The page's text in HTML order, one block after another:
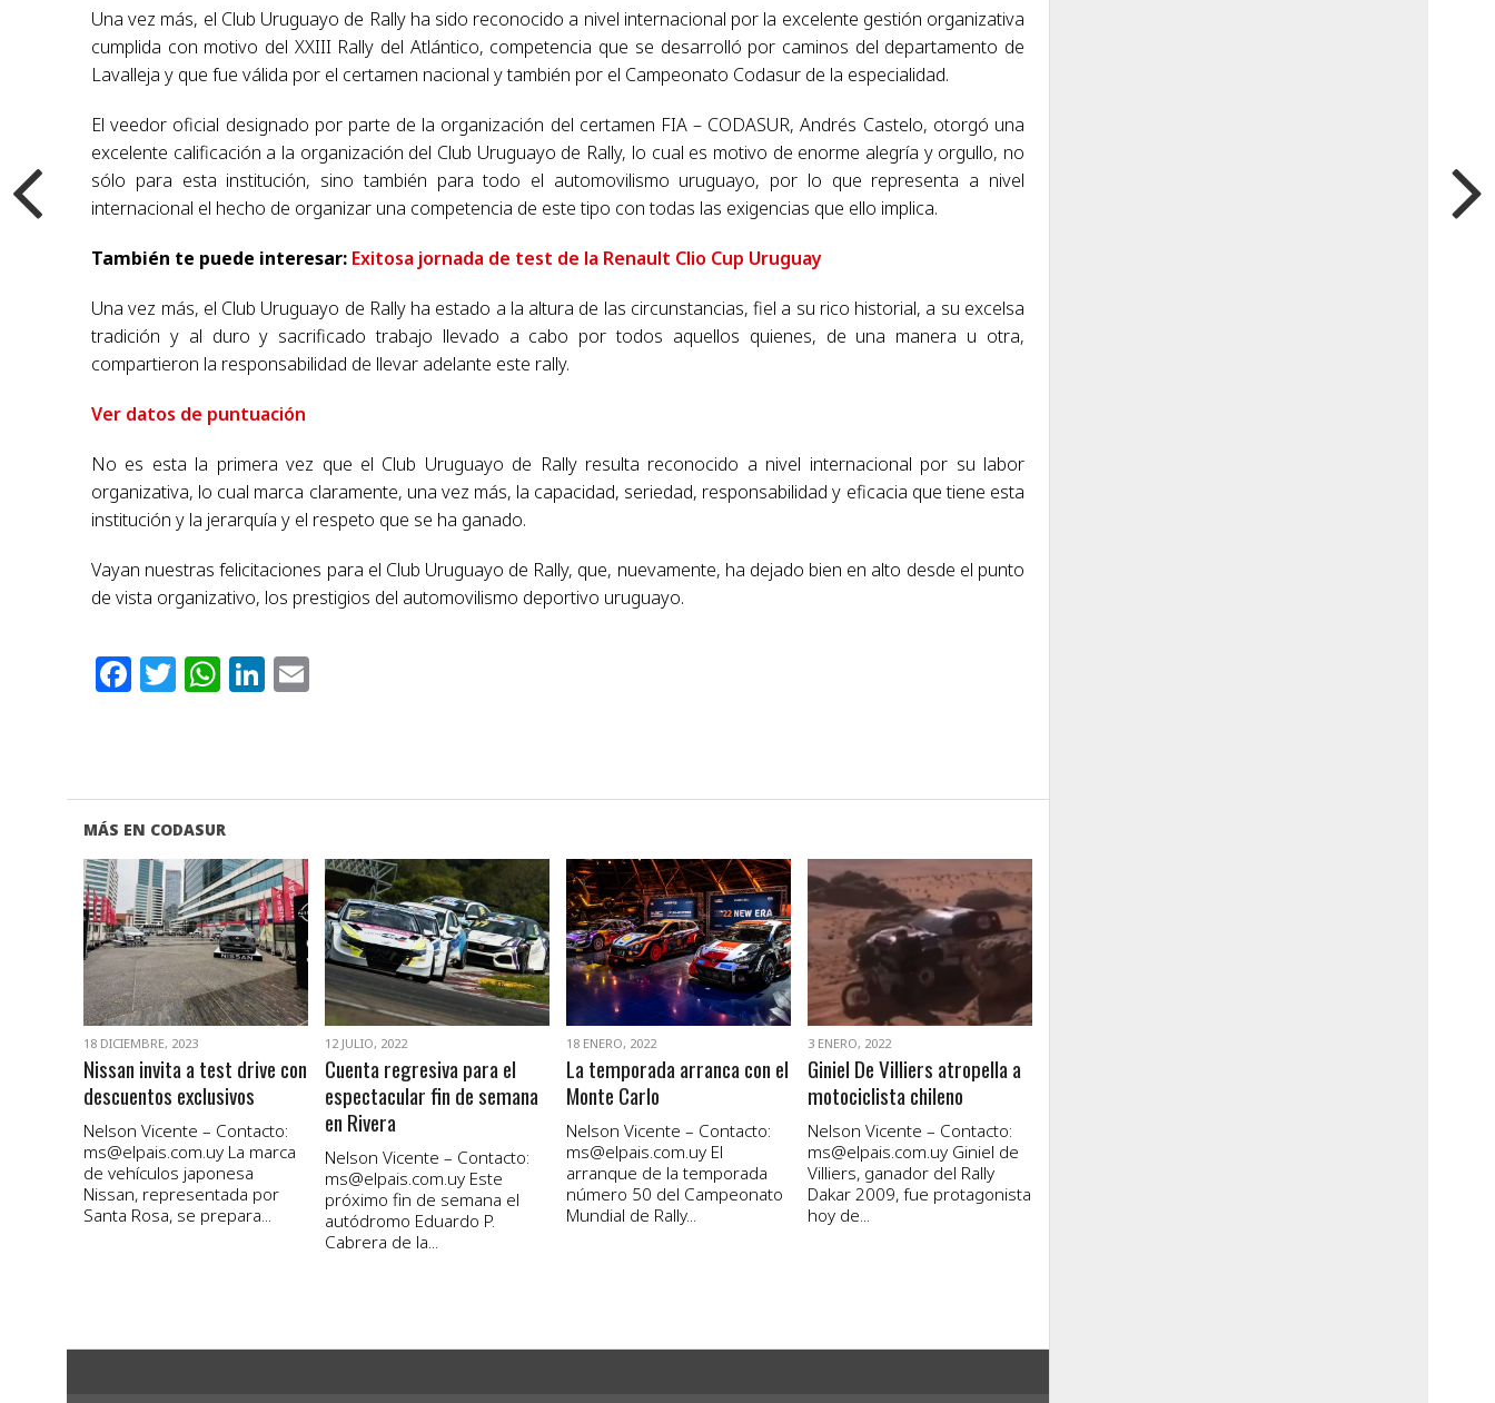
Una vez más, el Club Uruguayo de Rally ha sido reconocido a nivel internacional por la excelente gestión organizativa
cumplida con motivo del XXIII Rally del Atlántico, competencia que se desarrolló por caminos del departamento de
Lavalleja y que fue válida por el certamen nacional y también por el Campeonato Codasur de la especialidad.
El veedor oficial designado por parte de la organización del certamen FIA – CODASUR, Andrés Castelo, otorgó una
excelente calificación a la organización del Club Uruguayo de Rally, lo cual es motivo de enorme alegría y orgullo, no
sólo para esta institución, sino también para todo el automovilismo uruguayo, por lo que representa a nivel
internacional el hecho de organizar una competencia de este tipo con todas las exigencias que ello implica.
También te puede interesar: Exitosa jornada de test de la Renault Clio Cup Uruguay
Una vez más, el Club Uruguayo de Rally ha estado a la altura de las circunstancias, fiel a su rico historial, a su excelsa
tradición y al duro y sacrificado trabajo llevado a cabo por todos aquellos quienes, de una manera u otra,
compartieron la responsabilidad de llevar adelante este rally.
Ver datos de puntuación
No es esta la primera vez que el Club Uruguayo de Rally resulta reconocido a nivel internacional por su labor
organizativa, lo cual marca claramente, una vez más, la capacidad, seriedad, responsabilidad y eficacia que tiene esta
institución y la jerarquía y el respeto que se ha ganado.
Vayan nuestras felicitaciones para el Club Uruguayo de Rally, que, nuevamente, ha dejado bien en alto desde el punto
de vista organizativo, los prestigios del automovilismo deportivo uruguayo.
Facebook
Twitter
WhatsApp
LinkedIn
MÁS EN CODASUR
VER NOTA
18 DICIEMBRE, 2023
Nissan invita a test drive con
descuentos exclusivos
Nelson Vicente – Contacto:
ms@elpais.com.uyLa marca
de vehículos japonesa
Nissan, representada por
Santa Rosa, se prepara...
VER NOTA
12 JULIO, 2022
Cuenta regresiva para el
espectacular fin de semana
en Rivera
Nelson Vicente – Contacto:
ms@elpais.com.uyEste
próximo fin de semana el
autódromo Eduardo P.
Cabrera de la...
VER NOTA
18 ENERO, 2022
La temporada arranca con el
Monte Carlo
Nelson Vicente – Contacto:
ms@elpais.com.uyEl
arranque de la temporada
número 50 del Campeonato
Mundial de Rally...
VER NOTA
3 ENERO, 2022
Giniel De Villiers atropella a
motociclista chileno
Nelson Vicente – Contacto:
ms@elpais.com.uyGiniel de
Villiers, ganador del Rally
Dakar 2009, fue protagonista
hoy de...